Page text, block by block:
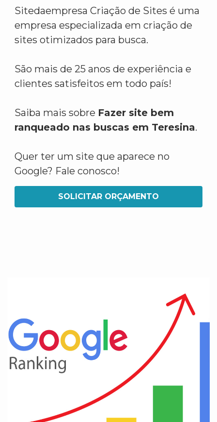
Sitedaempresa Criação de Sites é uma
empresa especializada em criação de
sites otimizados para busca.
São mais de 25 anos de experiência e
clientes satisfeitos em todo país!
Saiba mais sobre Fazer site bem
ranqueado nas buscas em Teresina.
Quer ter um site que aparece no
Google? Fale conosco!
SOLICITAR ORÇAMENTO